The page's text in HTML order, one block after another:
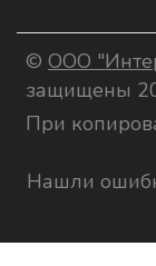
© ООО
защищены
При
Нашли